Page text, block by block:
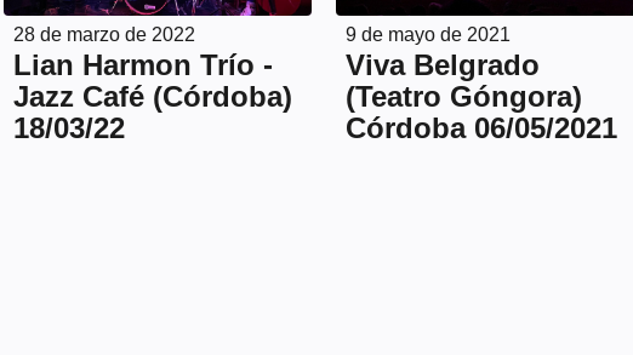
28 de marzo de 2022
Lian Harmon Trío -
Jazz Café (Córdoba)
18/03/22
9 de mayo de 2021
Viva Belgrado
(Teatro Góngora)
Córdoba 06/05/2021